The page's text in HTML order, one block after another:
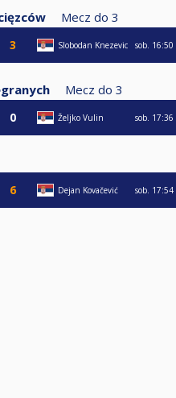
Mecz do 3
Slobodan Knezevic sob. 16:50
Mecz do 3
Željko Vulin sob. 17:36
Dejan Kovačević sob. 17:54